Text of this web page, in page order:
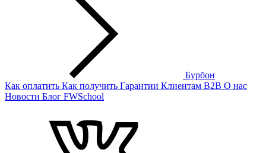
Бурбон
Как оплатить Как получить Гарантии Клиентам B2B О нас
Новости Блог FWSchool